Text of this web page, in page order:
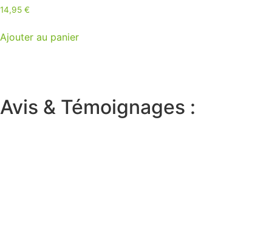
14,95 €
Ajouter au panier
Avis & Témoignages :